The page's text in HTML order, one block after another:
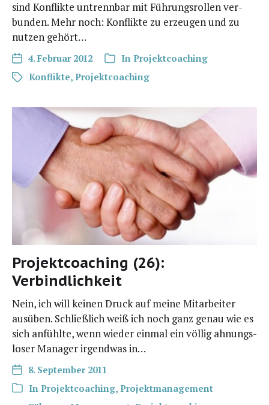
sind Kon­flik­te untrenn­bar mit Füh­rungs­rol­len ver­
bun­den. Mehr noch: Kon­flik­te zu erzeu­gen und zu
nut­zen gehört…
4. Februar 2012 In Projektcoaching
Konflikte, Projektcoaching
Projektcoaching (26):
Verbindlichkeit
Nein, ich will kei­nen Druck auf mei­ne Mit­ar­bei­ter
aus­üben. Schließ­lich weiß ich noch ganz genau wie es
sich anfühl­te, wenn wie­der ein­mal ein völ­lig ahnungs­
lo­ser Mana­ger irgend­was in…
8. September 2011
In Projektcoaching, Projektmanagement